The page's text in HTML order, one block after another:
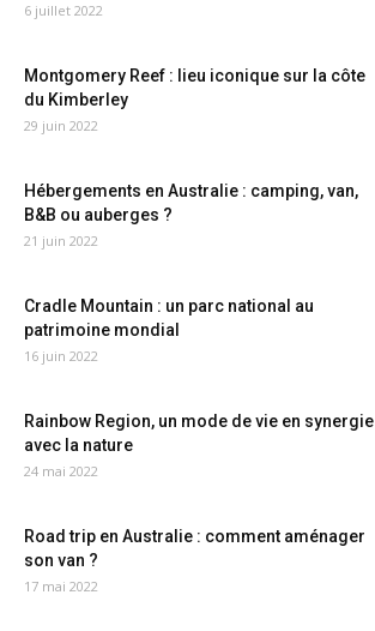
6 juillet 2022
Montgomery Reef : lieu iconique sur la côte
du Kimberley
29 juin 2022
Hébergements en Australie : camping, van,
B&B ou auberges ?
21 juin 2022
Cradle Mountain : un parc national au
patrimoine mondial
16 juin 2022
Rainbow Region, un mode de vie en synergie
avec la nature
24 mai 2022
Road trip en Australie : comment aménager
son van ?
17 mai 2022